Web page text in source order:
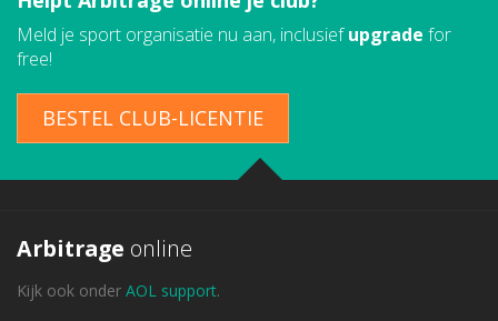
Meld je sport organisatie nu aan, inclusiefupgrade for
free!
BESTEL CLUB-LICENTIE
Arbitrage online
Kijk ook onder AOL support.